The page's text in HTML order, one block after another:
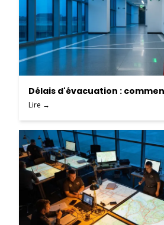
Délais d'évacuation :
Lire →